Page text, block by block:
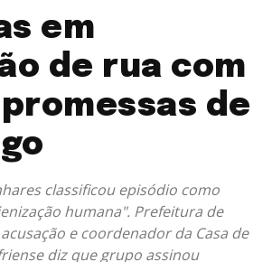
em
de rua com
de
classificou episódio como
humana". Prefeitura de
e coordenador da Casa de
diz que grupo assinou